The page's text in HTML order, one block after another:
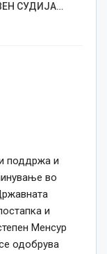
СУДИЈА…
поддржа и
во
и
Менсур
одобрува